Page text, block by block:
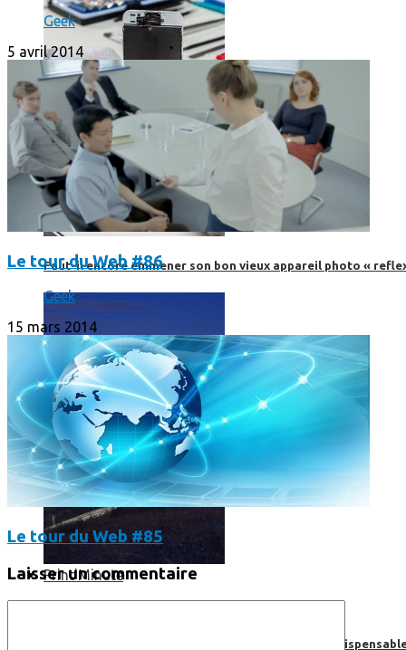
Faut-il encore emmener son bon vieux appareil photo «
Print’Minute
Pourquoi les outils de Google sont-ils devenus
Geek
5 avril 2014
Le tour du Web #86
Geek
15 mars 2014
Le tour du Web #85
Laisser un commentaire